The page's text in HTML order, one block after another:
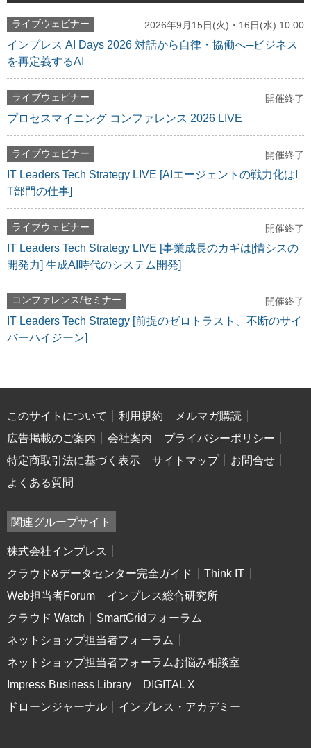
ライブウェビナー 2026年9月15日(火)・16日(水) 10:00
インプレス AI Days 2026 対話から自律・協働へ─ビジネス
を再定義するAI
ライブウェビナー 開催終了
プロセスマイニング コンファレンス 2026 LIVE
ライブウェビナー 開催終了
IT Leaders Tech Strategy LIVE [AIエージェントの戦力化はI
T部門の仕事]
ライブウェビナー 開催終了
IT Leaders Tech Strategy LIVE [事業成長のカギは[情シスの
開発力] 生成AI時代のシステム開発]
コンファレンス/セミナー 開催終了
IT Leaders Tech Strategy [前提のゼロトラスト、不断のサイ
バーハイジーン]
このサイトについて 利用規約
メルマガ購読
広告掲載のご案内
会社案内
プライバシーポリシー
特定商取引法に基づく表示
サイトマップ
お問合せ
よくある質問
関連グループサイト
株式会社インプレス
クラウド&データセンター完全ガイド
Think IT
Web担当者Forum
インプレス総合研究所
クラウド Watch
SmartGridフォーラム
ネットショップ担当者フォーラム
ネットショップ担当者フォーラムお悩み相談室
Impress Business Library
DIGITAL X
ドローンジャーナル
インプレス・アカデミー